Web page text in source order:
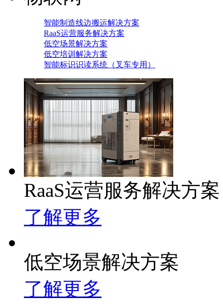
智能制造线边搬运解决方案
RaaS运营服务解决方案
低空场景解决方案
低空培训解决方案
智能标识识读系统（叉车专用）
RaaS运营服务解决方案
了解更多
低空场景解决方案
了解更多